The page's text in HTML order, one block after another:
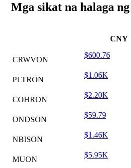
Mga sikat na halaga
CNY
CRWVON
$600.76
PLTRON
$1.06K
COHRON
$2.20K
ONDSON
$59.79
NBISON
$1.46K
MUON
$5.95K